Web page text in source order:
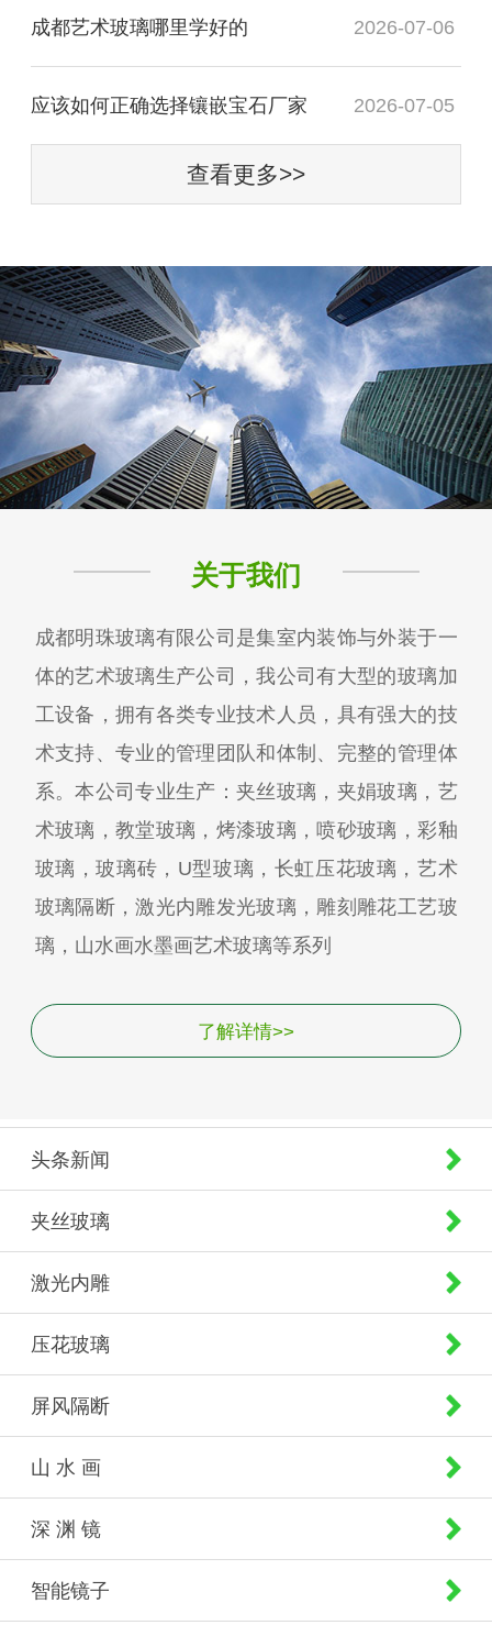
成都艺术玻璃哪里学好的 2026-07-06
应该如何正确选择镶嵌宝石厂家 2026-07-05
查看更多>>
关于我们
成都明珠玻璃有限公司是集室内装饰与外装于一
体的艺术玻璃生产公司，我公司有大型的玻璃加
工设备，拥有各类专业技术人员，具有强大的技
术支持、专业的管理团队和体制、完整的管理体
系。本公司专业生产：夹丝玻璃，夹娟玻璃，艺
术玻璃，教堂玻璃，烤漆玻璃，喷砂玻璃，彩釉
玻璃，玻璃砖，U型玻璃，长虹压花玻璃，艺术
玻璃隔断，激光内雕发光玻璃，雕刻雕花工艺玻
璃，山水画水墨画艺术玻璃等系列
了解详情>>
头条新闻
夹丝玻璃
激光内雕
压花玻璃
屏风隔断
山 水 画
深 渊 镜
智能镜子